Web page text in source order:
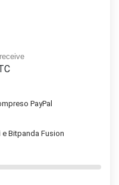
PayPal
Bitpanda Fusion